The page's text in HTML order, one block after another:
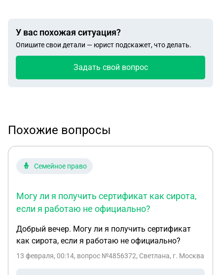
У вас похожая ситуация?
Опишите свои детали — юрист подскажет, что делать.
Задать свой вопрос
Похожие вопросы
Семейное право
Могу ли я получить сертификат как сирота,
если я работаю не официально?
Добрый вечер. Могу ли я получить сертификат
как сирота, если я работаю не официально?
13 февраля, 00:14, вопрос №4856372, Светлана, г. Москва